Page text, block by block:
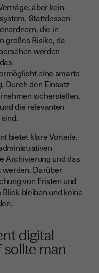
aber kein
. Stattdessen
die in
großes Risiko, da
werden
eine smarte
Durch den Einsatz
sicherstellen,
die relevanten
bietet klare Vorteile.
Archivierung und das
Darüber
von Fristen und
bleiben und keine
digital
man